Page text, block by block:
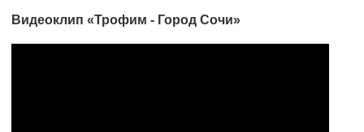
Видеоклип «Трофим - Город Сочи»